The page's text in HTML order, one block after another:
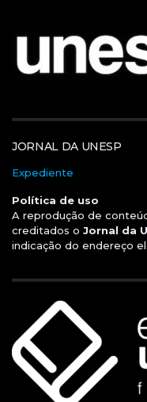
JORNAL DA UNESP
Expediente
Política de uso
A reprodução de
creditados o Jornal da
indicação do endereço